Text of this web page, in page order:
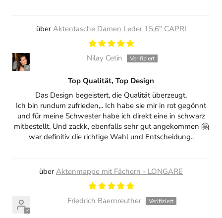
Aktentasche Damen Leder 15,6" CAPRI
Nilay Cetin
Top Qualität, Top Design
Das Design begeistert, die Qualität überzeugt.
Ich bin rundum zufrieden,.. Ich habe sie mir in rot gegönnt
und für meine Schwester habe ich direkt eine in schwarz
mitbestellt. Und zackk, ebenfalls sehr gut angekommen 🤗
war definitiv die richtige Wahl und Entscheidung..
Aktenmappe mit Fächern - LONGARE
Friedrich Baernreuther